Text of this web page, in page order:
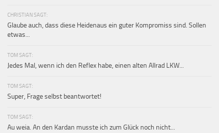
CHRISTIAN SAGT:
Glaube auch, dass diese Heidenaus ein guter Kompromiss sind. Sollen
etwas...
TOM SAGT:
Jedes Mal, wenn ich den Reflex habe, einen alten Allrad LKW...
TOM SAGT:
Super, Frage selbst beantwortet!
TOM SAGT:
Au weia. An den Kardan musste ich zum Glück noch nicht...